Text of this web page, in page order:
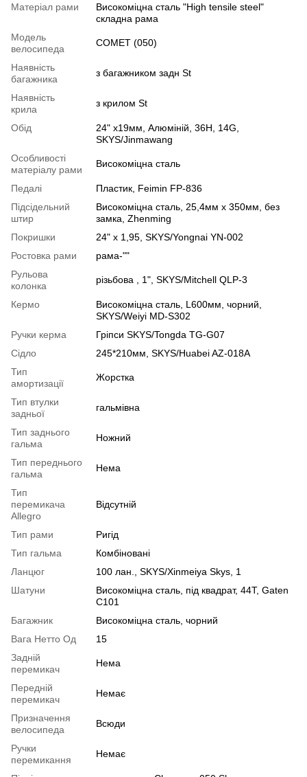
Матеріал рами
Високоміцна сталь "High tensile steel"
складна рама
Модель
велосипеда
COMET (050)
Наявність
багажника
з багажником задн St
Наявність
крила
з крилом St
Обід
24" х19мм, Алюмiнiй, 36H, 14G,
SKYS/Jinmawang
Особливості
матеріалу рами
Високоміцна сталь
Педалі
Пластик, Feimin FP-836
Підсідельний
штир
Високоміцна сталь, 25,4мм х 350мм, без
замка, Zhenming
Покришки
24" x 1,95, SKYS/Yongnai YN-002
Ростовка рами
рама-""
Рульова
колонка
різьбова , 1", SKYS/Mitchell QLP-3
Кермо
Високоміцна сталь, L600мм, чорний,
SKYS/Weiyi MD-S302
Ручки керма
Гріпси SKYS/Tongda TG-G07
Сідло
245*210мм, SKYS/Huabei AZ-018A
Тип
амортизації
Жорстка
Тип втулки
задньої
гальмівна
Тип заднього
гальма
Ножний
Тип переднього
гальма
Нема
Тип
перемикача
Allegro
Відсутній
Тип рами
Ригід
Тип гальма
Комбіновані
Ланцюг
100 лан., SKYS/Xinmeiya Skys, 1
Шатуни
Високоміцна сталь, під квадрат, 44T, Gaten
C101
Багажник
Високоміцна сталь, чорний
Вага Нетто Од
15
Задній
перемикач
Нема
Передній
перемикач
Немає
Призначення
велосипеда
Всюди
Ручки
перемикання
Немає